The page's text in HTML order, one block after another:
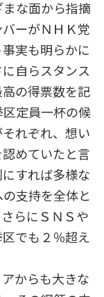
な面から指摘
ーがＮＨＫ党
実も明らかに
自らスタンス
の得票数を記
定員一杯の候
れぞれ、想い
めていたと言
すれば多様な
支持を全体と
らにＳＮＳや
でも２％超え
からも大きな